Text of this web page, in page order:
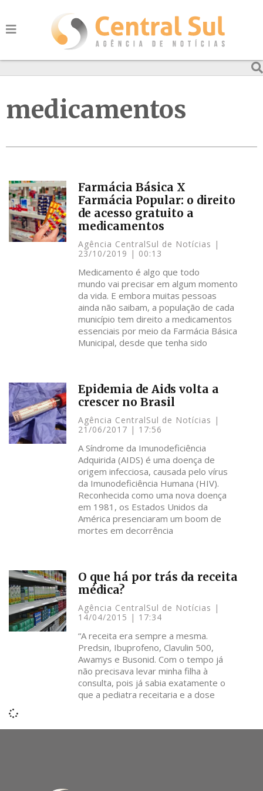
medicamentos
Farmácia Básica X
Farmácia Popular: o direito
de acesso gratuito a
medicamentos
Agência CentralSul de Notícias
23/10/2019
00:13
Medicamento é algo que todo
mundo vai precisar em algum momento
da vida. E embora muitas pessoas
ainda não saibam, a população de cada
município tem direito a medicamentos
essenciais por meio da Farmácia Básica
Municipal, desde que tenha sido
Epidemia de Aids volta a
crescer no Brasil
Agência CentralSul de Notícias
21/06/2017
17:56
A Síndrome da Imunodeficiência
Adquirida (AIDS) é uma doença de
origem infecciosa, causada pelo vírus
da Imunodeficiência Humana (HIV).
Reconhecida como uma nova doença
em 1981, os Estados Unidos da
América presenciaram um boom de
mortes em decorrência
O que há por trás da receita
médica?
Agência CentralSul de Notícias
14/04/2015
17:34
“A receita era sempre a mesma.
Predsin, Ibuprofeno, Clavulin 500,
Awamys e Busonid. Com o tempo já
não precisava levar minha filha à
consulta, pois já sabia exatamente o
que a pediatra receitaria e a dose